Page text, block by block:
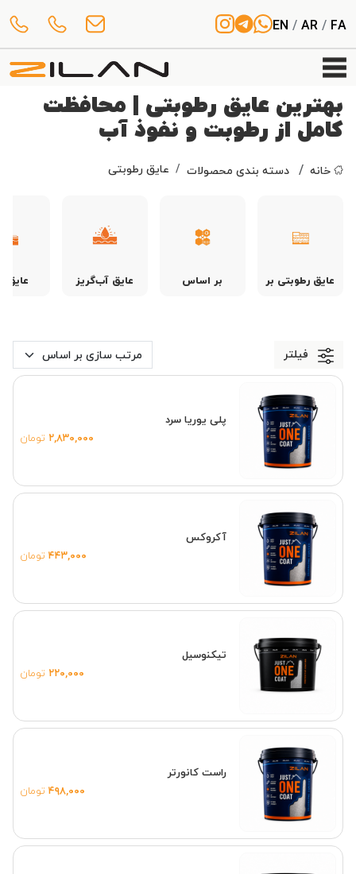
EN /AR/ FA
بهترین عایق‌ رطوبتی | محافظت
کامل از رطوبت و نفوذ آب
خانه دسته بندی محصولات عایق رطوبتی
عایق رطوبتی بر
بر اساس
عایق آب‌گریز
عایق
پلی یوریا سرد
۲,۸۳۰,۰۰۰ تومان
آکروکس
۴۴۳,۰۰۰ تومان
تیکنوسیل
۲۲۰,۰۰۰ تومان
راست کانورتر
۴۹۸,۰۰۰ تومان